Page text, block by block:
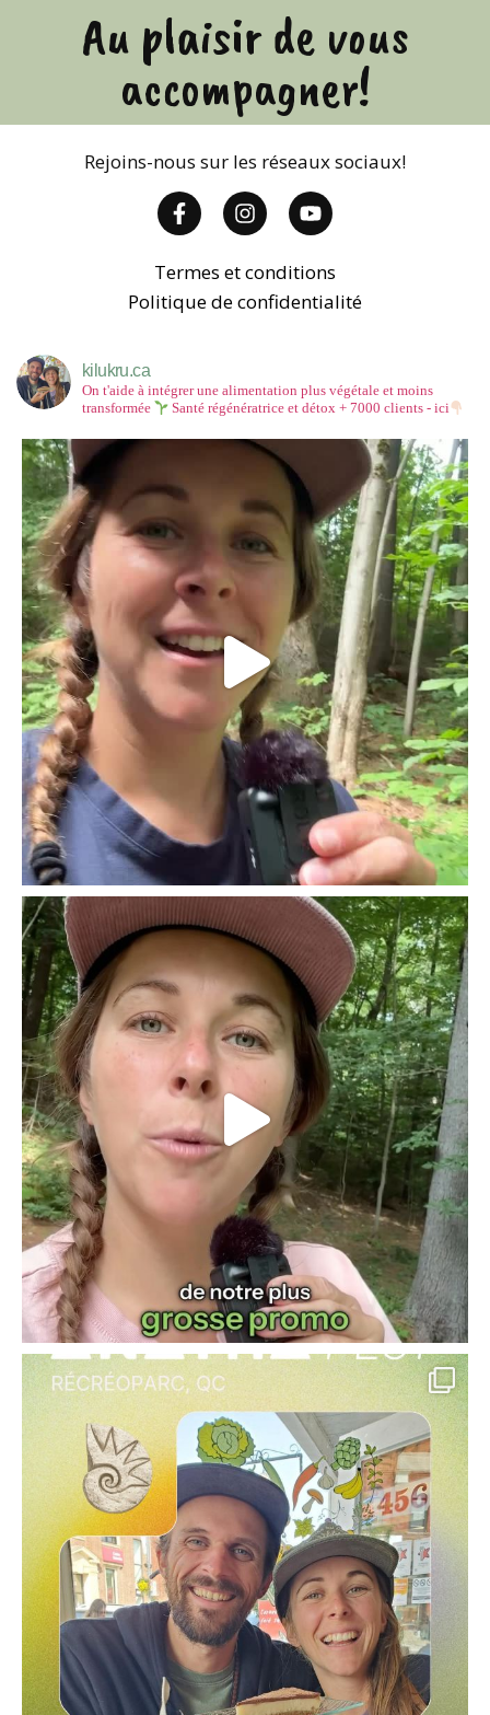
Au plaisir de vous
accompagner!
Rejoins-nous sur les réseaux sociaux!
Termes et conditions
Politique de confidentialité
kilukru.ca
On t'aide à intégrer une alimentation plus végétale et moins
transformée
Santé régénératrice et détox + 7000 clients - ici